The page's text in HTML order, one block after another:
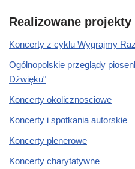
Realizowane projekty
Koncerty z cyklu Wygrajmy
Ogólnopolskie przeglądy
Dźwięku"
Koncerty okolicznosciowe
Koncerty i spotkania autorskie
Koncerty plenerowe
Koncerty charytatywne